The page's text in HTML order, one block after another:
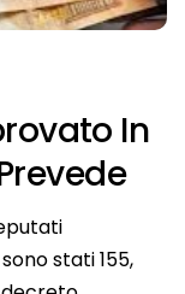
In
stati 155,